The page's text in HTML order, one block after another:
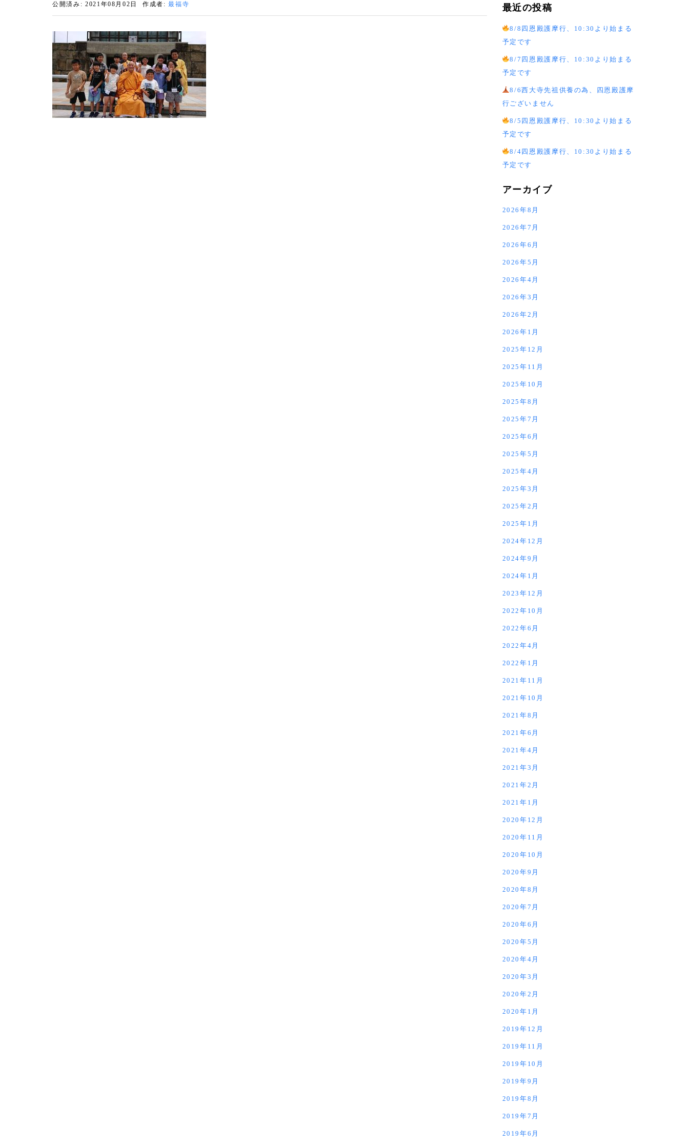
公開済み: 2021年08月02日 作成者:最福寺 最近の投稿
8/8四恩殿護摩行、10:30より始まる
予定です
8/7四恩殿護摩行、10:30より始まる
予定です
8/6西大寺先祖供養の為、四恩殿護摩
行ございません
8/5四恩殿護摩行、10:30より始まる
予定です
8/4四恩殿護摩行、10:30より始まる
予定です
アーカイブ
2026年8月
2026年7月
2026年6月
2026年5月
2026年4月
2026年3月
2026年2月
2026年1月
2025年12月
2025年11月
2025年10月
2025年8月
2025年7月
2025年6月
2025年5月
2025年4月
2025年3月
2025年2月
2025年1月
2024年12月
2024年9月
2024年1月
2023年12月
2022年10月
2022年6月
2022年4月
2022年1月
2021年11月
2021年10月
2021年8月
2021年6月
2021年4月
2021年3月
2021年2月
2021年1月
2020年12月
2020年11月
2020年10月
2020年9月
2020年8月
2020年7月
2020年6月
2020年5月
2020年4月
2020年3月
2020年2月
2020年1月
2019年12月
2019年11月
2019年10月
2019年9月
2019年8月
2019年7月
2019年6月